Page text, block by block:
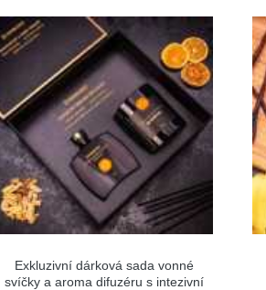
Exkluzivní dárková sada vonné
svíčky a aroma difuzéru s intezivní